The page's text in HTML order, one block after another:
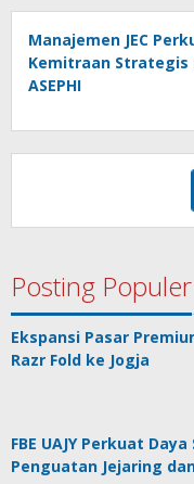
Manajemen JEC
Kemitraan Strategis
ASEPHI
Posting Populer
Ekspansi Pasar
Razr Fold ke Jogja
FBE UAJY Perkuat
Penguatan Jejaring